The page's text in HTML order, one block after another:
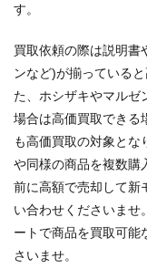
す。
買取依頼の際は説明書
ンなど)が揃っている
た、ホシザキやマルゼ
場合は高価買取できる
も高価買取の対象とな
や同様の商品を複数購
前に高額で売却して新
い合わせくださいませ
ートで商品を買取可能
さいませ。